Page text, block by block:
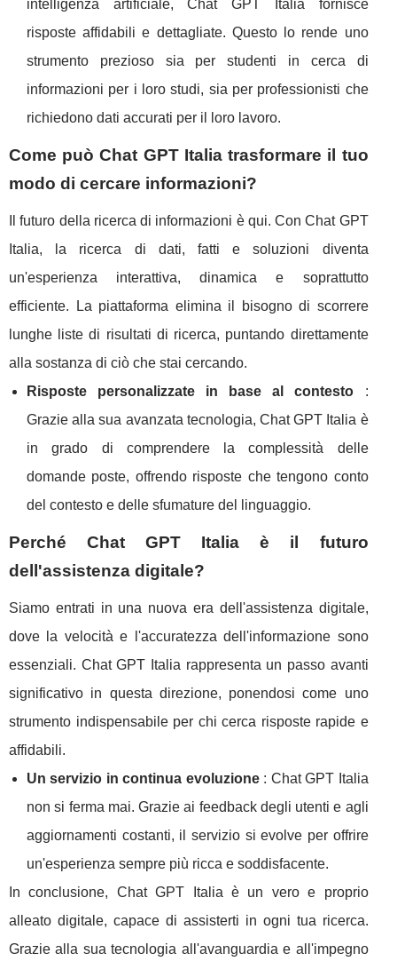
intelligenza artificiale, Chat GPT Italia fornisce
risposte affidabili e dettagliate. Questo lo rende uno
strumento prezioso sia per studenti in cerca di
informazioni per i loro studi, sia per professionisti che
richiedono dati accurati per il loro lavoro.
Come può Chat GPT Italia trasformare il tuo
modo di cercare informazioni?
Il futuro della ricerca di informazioni è qui. Con Chat GPT
Italia, la ricerca di dati, fatti e soluzioni diventa
un'esperienza interattiva, dinamica e soprattutto
efficiente. La piattaforma elimina il bisogno di scorrere
lunghe liste di risultati di ricerca, puntando direttamente
alla sostanza di ciò che stai cercando.
Risposte personalizzate in base al contesto :
Grazie alla sua avanzata tecnologia, Chat GPT Italia è
in grado di comprendere la complessità delle
domande poste, offrendo risposte che tengono conto
del contesto e delle sfumature del linguaggio.
Perché Chat GPT Italia è il futuro
dell'assistenza digitale?
Siamo entrati in una nuova era dell'assistenza digitale,
dove la velocità e l'accuratezza dell'informazione sono
essenziali. Chat GPT Italia rappresenta un passo avanti
significativo in questa direzione, ponendosi come uno
strumento indispensabile per chi cerca risposte rapide e
affidabili.
Un servizio in continua evoluzione: Chat GPT Italia
non si ferma mai. Grazie ai feedback degli utenti e agli
aggiornamenti costanti, il servizio si evolve per offrire
un'esperienza sempre più ricca e soddisfacente.
In conclusione, Chat GPT Italia è un vero e proprio
alleato digitale, capace di assisterti in ogni tua ricerca.
Grazie alla sua tecnologia all'avanguardia e all'impegno